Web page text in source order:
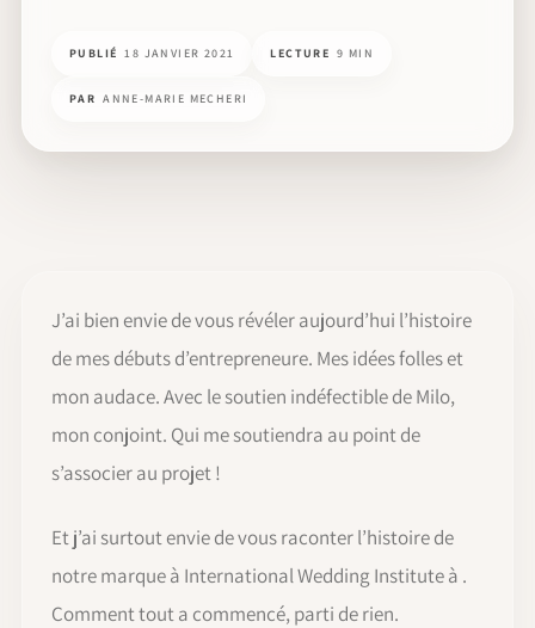
PUBLIÉ 18 JANVIER 2021 LECTURE 9 MIN
PAR ANNE-MARIE MECHERI
J’ai bien envie de vous révéler aujourd’hui l’histoire
de mes débuts d’entrepreneure. Mes idées folles et
mon audace. Avec le soutien indéfectible de Milo,
mon conjoint. Qui me soutiendra au point de
s’associer au projet !
Et j’ai surtout envie de vous raconter l’histoire de
notre marque à International Wedding Institute à .
Comment tout a commencé, parti de rien.